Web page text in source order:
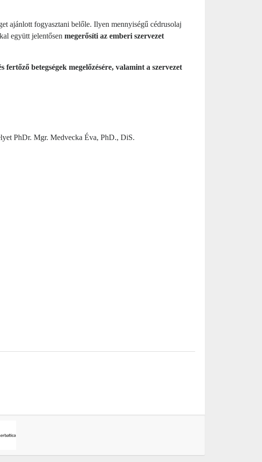
ajánlott fogyasztani belőle. Ilyen mennyiségű cédrusolaj
együtt jelentősen megerősíti az emberi szervezet
fertőző betegségek megelőzésére, valamint a szervezet
PhDr. Mgr. Medvecka Éva, PhD., DiS.